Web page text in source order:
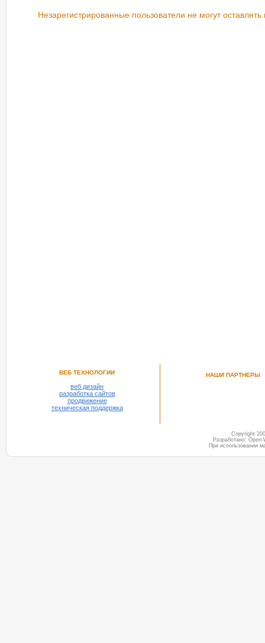
Незарегистрированные пользователи не могут
ВЕБ ТЕХНОЛОГИИ
веб дизайн
разработка сайтов
продвижение
техническая поддержка
НАШИ ПАРТНЕРЫ
Copyright
Разработано:
При использовании